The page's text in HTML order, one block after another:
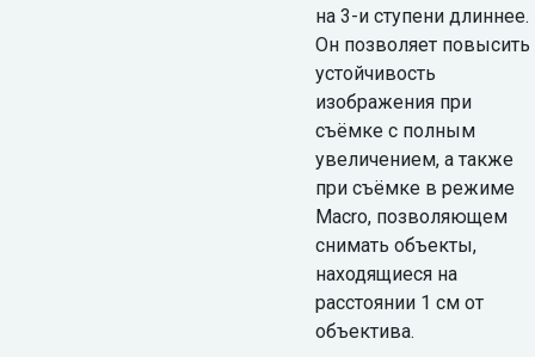
на 3-и ступени длиннее.
Он позволяет повысить
устойчивость
изображения при
съёмке с полным
увеличением, а также
при съёмке в режиме
Macro, позволяющем
снимать объекты,
находящиеся на
расстоянии 1 см от
объектива.